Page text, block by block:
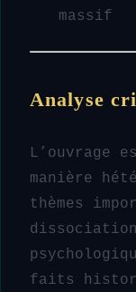
massif
Analyse
L’ouvrage
manière
thèmes
faits